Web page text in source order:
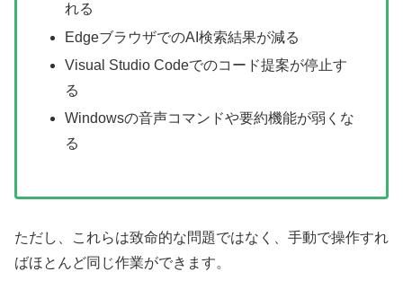
れる
EdgeブラウザでのAI検索結果が減る
Visual Studio Codeでのコード提案が停止す
る
Windowsの音声コマンドや要約機能が弱くな
る
ただし、これらは致命的な問題ではなく、手動で操作すれ
ばほとんど同じ作業ができます。